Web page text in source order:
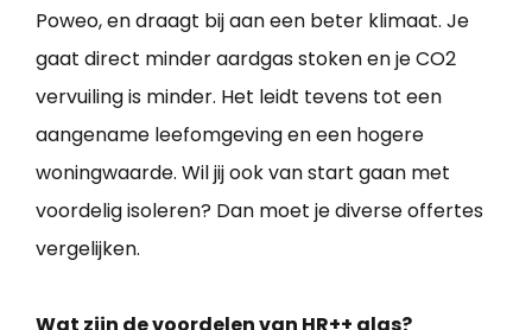
Poweo, en draagt bij aan een beter klimaat. Je
gaat direct minder aardgas stoken en je CO2
vervuiling is minder. Het leidt tevens tot een
aangename leefomgeving en een hogere
woningwaarde. Wil jij ook van start gaan met
voordelig isoleren? Dan moet je diverse offertes
vergelijken.
Wat zijn de voordelen van HR++ glas?